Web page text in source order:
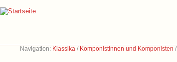
Navigation: Klassika / Komponistinnen und Komponisten /